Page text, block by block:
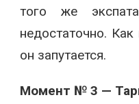
того же
недостаточно.
он запутается.
Момент № 3 —